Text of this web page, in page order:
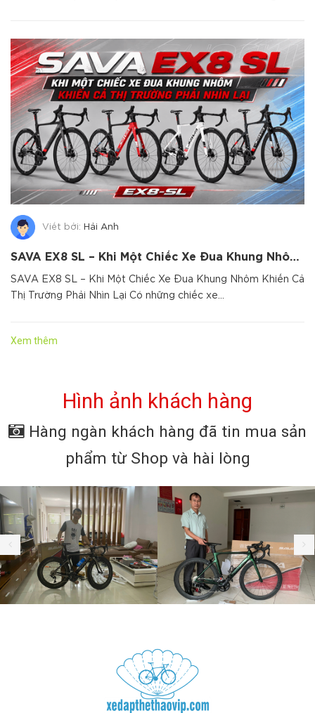
Viết bởi: Hải Anh
SAVA EX8 SL – Khi Một Chiếc Xe Đua Khung Nhôm Khiến Cả Thị Trường Phải Nhìn Lại
SAVA EX8 SL – Khi Một Chiếc Xe Đua Khung Nhôm Khiến Cả
Thị Trường Phải Nhìn Lại Có những chiếc xe...
Xem thêm
Hình ảnh khách hàng
Hàng ngàn khách hàng đã tin mua sản
phẩm từ Shop và hài lòng